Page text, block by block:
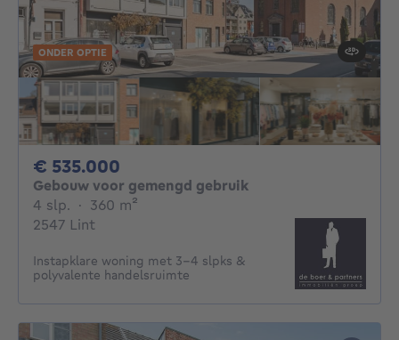
ONDER OPTIE
€ 535.000
Gebouw voor gemengd gebruik
4 slp. 4 slaapkamers
· 360 m²
2547 Lint
Instapklare woning met 3-4 slpks &
polyvalente handelsruimte